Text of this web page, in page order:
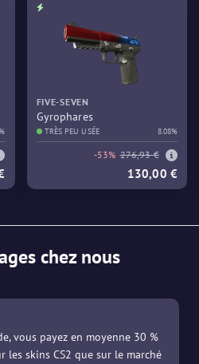
FIVE-SEVEN
Gyrophares
TRÈS PEU USÉE 8.08%
-53% 276,93 €
130,00 €
chez nous
vous payez en moyenne 30 %
les skins CS2 que sur le marché